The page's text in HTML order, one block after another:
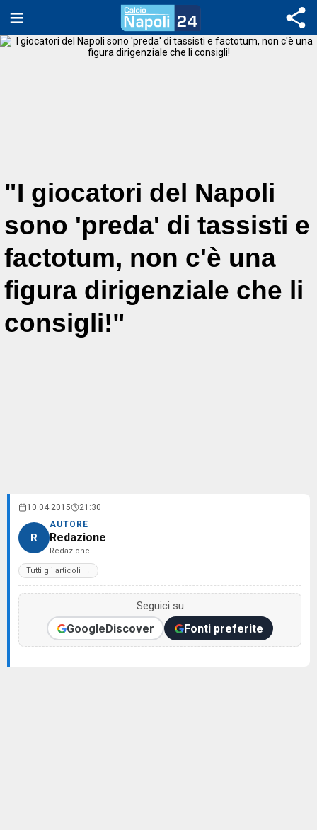
"I giocatori del Napoli
sono 'preda' di tassisti e
factotum, non c'è una
figura dirigenziale che li
consigli!"
10.04.2015 21:30
R
AUTORE
Redazione
Redazione
Tutti gli articoli →
Seguici su
GoogleDiscover Fonti preferite